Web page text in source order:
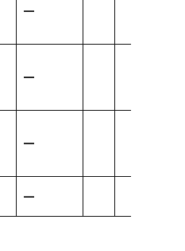
—
—
—
—